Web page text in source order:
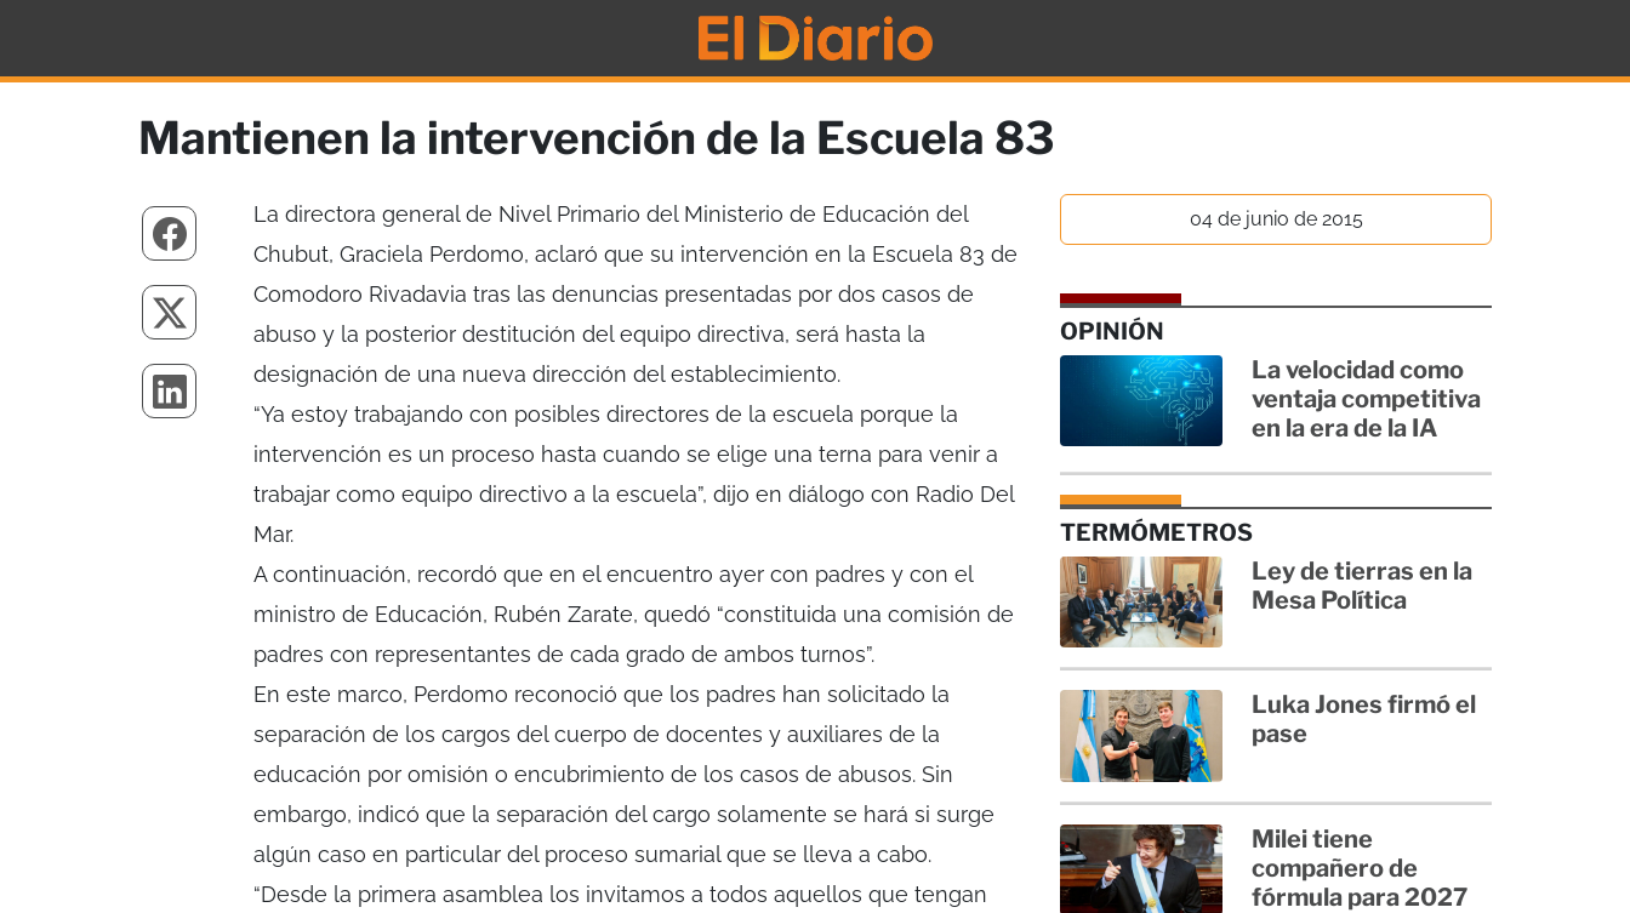
Mantienen la intervención de la Escuela 83
La directora general de Nivel Primario del Ministerio de Educación del
Chubut, Graciela Perdomo, aclaró que su intervención en la Escuela 83 de
Comodoro Rivadavia tras las denuncias presentadas por dos casos de
abuso y la posterior destitución del equipo directiva, será hasta la
designación de una nueva dirección del establecimiento.
“Ya estoy trabajando con posibles directores de la escuela porque la
intervención es un proceso hasta cuando se elige una terna para venir a
trabajar como equipo directivo a la escuela”, dijo en diálogo con Radio Del
Mar.
A continuación, recordó que en el encuentro ayer con padres y con el
ministro de Educación, Rubén Zarate, quedó “constituida una comisión de
padres con representantes de cada grado de ambos turnos”.
En este marco, Perdomo reconoció que los padres han solicitado la
separación de los cargos del cuerpo de docentes y auxiliares de la
educación por omisión o encubrimiento de los casos de abusos. Sin
embargo, indicó que la separación del cargo solamente se hará si surge
algún caso en particular del proceso sumarial que se lleva a cabo.
“Desde la primera asamblea los invitamos a todos aquellos que tengan
04 de junio de 2015
OPINIÓN
La velocidad como
ventaja competitiva
en la era de la IA
TERMÓMETROS
Ley de tierras en la
Mesa Política
Luka Jones firmó el
pase
Milei tiene
compañero de
fórmula para 2027